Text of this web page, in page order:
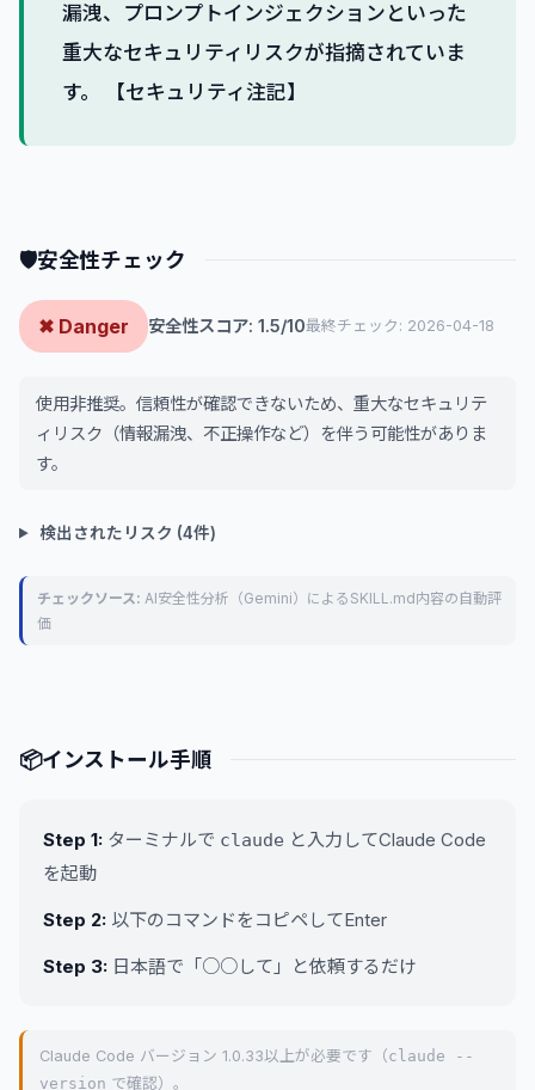
漏洩、プロンプトインジェクションといった
重大なセキュリティリスクが指摘されていま
す。 【セキュリティ注記】
🛡安全性チェック
✖ Danger 安全性スコア: 1.5/10最終チェック: 2026-04-18
使用非推奨。信頼性が確認できないため、重大なセキュリテ
ィリスク（情報漏洩、不正操作など）を伴う可能性がありま
す。
検出されたリスク (4件)
チェックソース: AI安全性分析（Gemini）によるSKILL.md内容の自動評
価
📦インストール手順
Step 1: ターミナルで claude と入力してClaude Code
を起動
Step 2: 以下のコマンドをコピペしてEnter
Step 3: 日本語で「○○して」と依頼するだけ
Claude Code バージョン 1.0.33以上が必要です（claude --
version で確認）。